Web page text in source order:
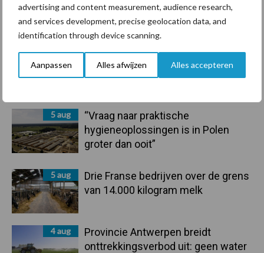
advertising and content measurement, audience research,
and services development, precise geolocation data, and
identification through device scanning.
Aanpassen Alles afwijzen Alles accepteren
traceerbaarheid van
rundveetransporten
langere levensduur
5 aug
“Vraag naar praktische
hygieneoplossingen is in Polen
groter dan ooit”
5 aug
Drie Franse bedrijven over de grens
van 14.000 kilogram melk
4 aug
Provincie Antwerpen breidt
onttrekkingsverbod uit: geen water